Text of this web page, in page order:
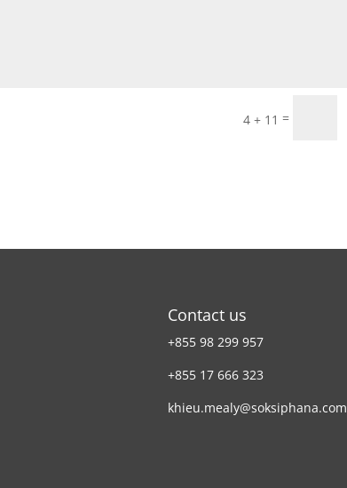
4 + 11 =
Contact us
+855 98 299 957
+855 17 666 323
khieu.mealy@soksiphana.com